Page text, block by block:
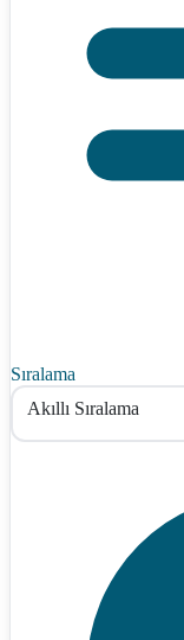
Sıralama
Akıllı Sıralama